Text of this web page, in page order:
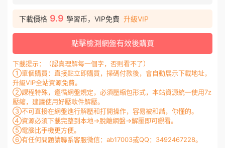
下載價格 9.9 學習币，VIP免費 升級VIP
點擊檢測網盤有效後購買
下載提示：（認真理解每一個字，否則看不了）
①單個購買：直接點立即購買，掃碼付款後，會自動展示下載地址，
升級VIP全站資源免費。
②課程特殊，遵循網盤規定，必須壓縮包形式，本站資源統一使用7z
壓縮，建議使用好壓軟件解壓。
③不可直接在網盤進行解壓和打開操作，容易被和諧，你懂的。
④資源必須下載完整到本地→脫離網盤→解壓即可觀看。
⑤電腦比手機更方便。
⑥有任何問題請聯系客服微信：ab17003或QQ：3492467228。